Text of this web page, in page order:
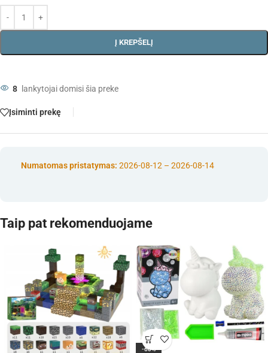
Į KREPŠELĮ
8 lankytojai domisi šia preke
Įsiminti prekę
Numatomas pristatymas: 2026-08-12 – 2026-08-14
Taip pat rekomenduojame
-60%